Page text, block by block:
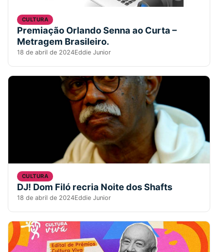
CULTURA
Premiação Orlando Senna ao Curta –
Metragem Brasileiro.
18 de abril de 2024Eddie Junior
CULTURA
DJ! Dom Filó recria Noite dos Shafts
18 de abril de 2024Eddie Junior